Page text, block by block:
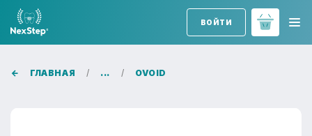
ВОЙТИ
ГЛАВНАЯ ... OVOID